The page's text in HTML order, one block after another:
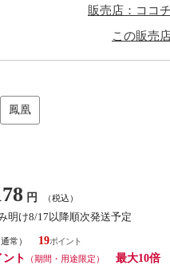
販売店：ココ
この販売
鳳凰
円 （税込）
明け8/17以降順次発送予定
通常）
19
ト
（期間・用途限定）
最大10倍